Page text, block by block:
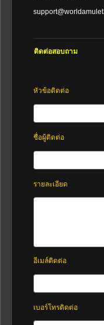
ติดต่อสอบถาม
หัวข้อติดต่อ
ชื่อผู้ติดต่อ
รายละเอียด
อีเมล์ติดต่อ
เบอร์โทรติดต่อ